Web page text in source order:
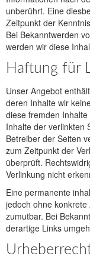
unberührt. Eine
Zeitpunkt der
Bei Bekanntwerden
werden wir diese
Haftung für
Unser Angebot
deren Inhalte wir
diese fremden
Inhalte der verlinkten
Betreiber der Seiten
zum Zeitpunkt der
überprüft.
Verlinkung nicht
Eine permanente
jedoch ohne
zumutbar. Bei
derartige Links